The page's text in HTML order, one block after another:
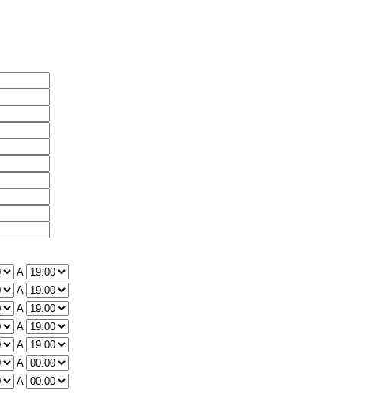
A
A
A
A
A
A
A